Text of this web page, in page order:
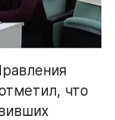
что